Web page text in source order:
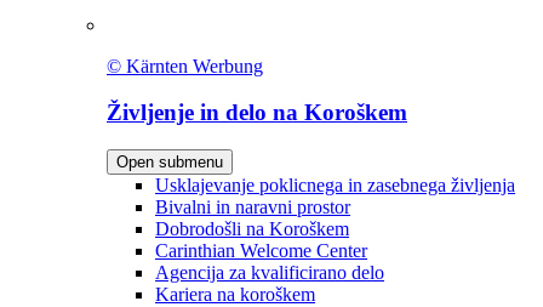
© Kärnten Werbung
Življenje in delo na Koroškem
Open submenu
Usklajevanje poklicnega in zasebnega življenja
Bivalni in naravni prostor
Dobrodošli na Koroškem
Carinthian Welcome Center
Agencija za kvalificirano delo
Kariera na koroškem